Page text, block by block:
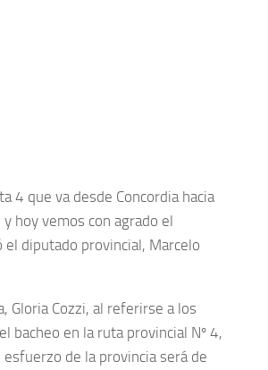
4 que va desde Concordia hacia
hoy vemos con agrado el
diputado provincial, Marcelo
Gloria Cozzi, al referirse a los
bacheo en la ruta provincial Nº 4,
de la provincia será de